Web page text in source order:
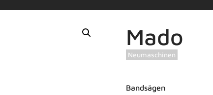
Mado
Neumaschinen
Bandsägen